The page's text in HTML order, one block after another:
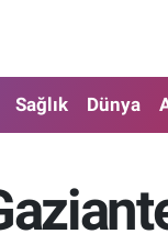
Sağlık Dünya